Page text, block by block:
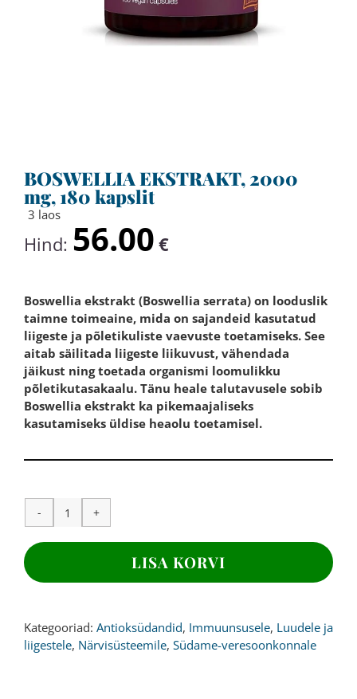
BOSWELLIA EKSTRAKT, 2000
mg, 180 kapslit
3 laos
Hind: 56.00 €
Boswellia ekstrakt (Boswellia serrata) on looduslik
taimne toimeaine, mida on sajandeid kasutatud
liigeste ja põletikuliste vaevuste toetamiseks. See
aitab säilitada liigeste liikuvust, vähendada
jäikust ning toetada organismi loomulikku
põletikutasakaalu. Tänu heale talutavusele sobib
Boswellia ekstrakt ka pikemaajaliseks
kasutamiseks üldise heaolu toetamisel.
BOSWELLIA
kogus
LISA KORVI
Kategooriad: Antioksüdandid, Immuunsusele, Luudele ja
liigestele, Närvisüsteemile, Südame-veresoonkonnale